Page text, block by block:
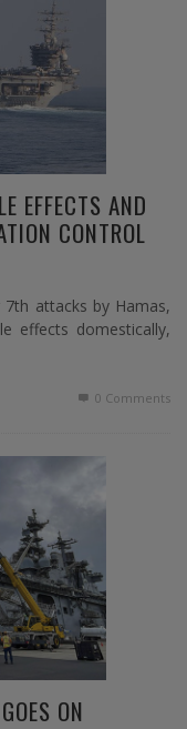
EFFECTS AND
CONTROL
attacks by Hamas,
effects domestically,
0 Comments
ON